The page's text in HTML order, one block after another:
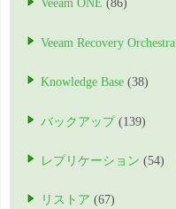
Veeam ONE (86)
Veeam Recovery
Knowledge Base (38)
バックアップ(139)
レプリケーション (54)
リストア (67)